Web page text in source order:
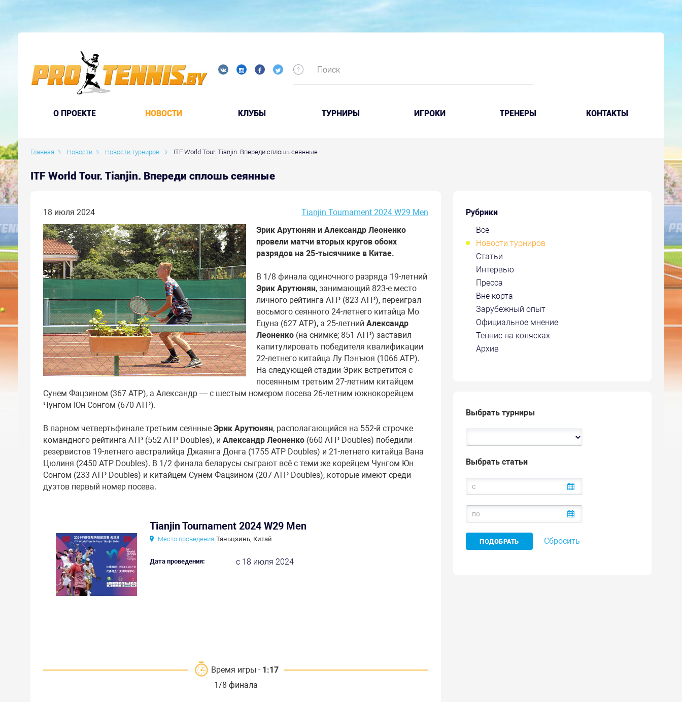
O ПРОЕКТЕ НОВОСТИ КЛУБЫ ТУРНИРЫ ИГРОКИ ТРЕНЕРЫ КОНТАКТЫ
Главная Новости Новости турниров ITF World Tour. Tianjin. Впереди сплошь сеянные
ITF World Tour. Tianjin. Впереди сплошь сеянные
Рубрики
Все
Новости турниров
Статьи
Интервью
Пресса
Вне корта
Зарубежный опыт
Официальное мнение
Теннис на колясках
Архив
Выбрать турниры
Выбрать статьи
Сбросить
18 июля 2024
Tianjin Tournament 2024 W29 Men
Эрик Арутюнян и Александр Леоненко
провели матчи вторых кругов обоих
разрядов на 25-тысячнике в Китае.
В 1/8 финала одиночного разряда 19-летний
Эрик Арутюнян, занимающий 823-е место
личного рейтинга ATP (823 ATP), переиграл
восьмого сеянного 24-летнего китайца Мо
Ецуна (627 ATP), а 25-летний Александр
Леоненко (на снимке; 851 ATP) заставил
капитулировать победителя квалификации
22-летнего китайца Лу Пэнъюя (1066 ATP).
На следующей стадии Эрик встретится с
посеянным третьим 27-летним китайцем
Сунем Фацзином (367 ATP), а Александр — с шестым номером посева 26-летним южнокорейцем
Чунгом Юн Сонгом (670 ATP).
В парном четвертьфинале третьим сеянные Эрик Арутюнян, располагающийся на 552-й строчке
командного рейтинга ATP (552 ATP Doubles), и Александр Леоненко (660 ATP Doubles) победили
резервистов 19-летнего австралийца Джаянга Донга (1755 ATP Doubles) и 21-летнего китайца Вана
Цюлиня (2450 ATP Doubles). В 1/2 финала беларусы сыграют всё с теми же корейцем Чунгом Юн
Сонгом (233 ATP Doubles) и китайцем Сунем Фацзином (207 ATP Doubles), которые имеют среди
дуэтов первый номер посева.
Tianjin Tournament 2024 W29 Men
Место проведения Тяньцзинь, Китай
Дата проведения: с 18 июля 2024
Время игры - 1:17
1/8 финала